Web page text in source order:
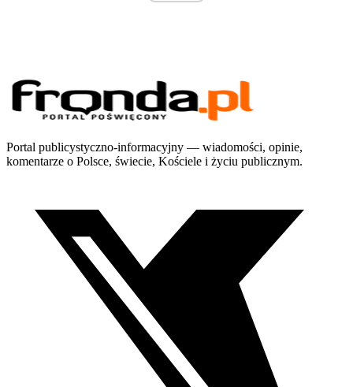
Portal publicystyczno-informacyjny — wiadomości, opinie,
komentarze o Polsce, świecie, Kościele i życiu publicznym.